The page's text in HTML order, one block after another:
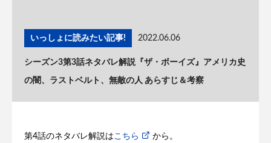
いっしょに読みたい記事! 2022.06.06
シーズン3第3話ネタバレ解説『ザ・ボーイズ』アメリカ史
の闇、ラストベルト、無敵の人 あらすじ＆考察
第4話のネタバレ解説はこちら から。